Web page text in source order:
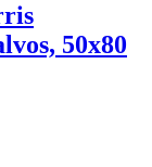
50x80